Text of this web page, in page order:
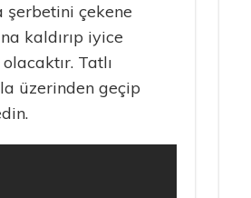
şerbetini çekene
kaldırıp iyice
Tatlı
üzerinden geçip